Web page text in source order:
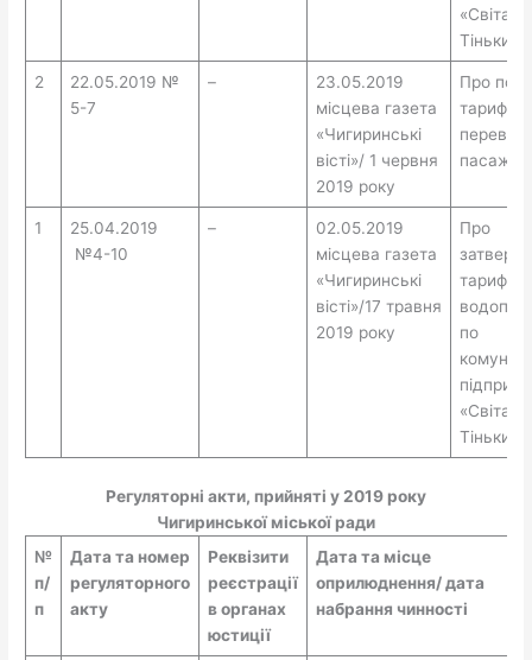
Тіньки »
2
22.05.2019 №
5-7
–
23.05.2019
місцева газета
«Чигиринські
вісті»/ 1 червня
2019 року
Про
тарифу
1
25.04.2019
№4-10
–
02.05.2019
місцева газета
«Чигиринські
вісті»/17 травня
2019 року
Про
тарифів
по
Тіньки »
Регуляторні акти, прийняті у 2019 року
Чигиринської міської ради
№
п/
п
Дата та номер
регуляторного
акту
Реквізити
реєстрації
в органах
юстиції
Дата та місце
оприлюднення/ дата
набрання чинності